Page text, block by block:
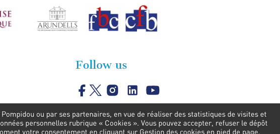
Follow us
ou par ses partenaires, en vue de réaliser des statistiques de visites et
personnelles rubrique « Cookies ». Vous pouvez accepter, refuser le dépôt
votre consentement en cliquant sur Gestion des cookies en pied de page.